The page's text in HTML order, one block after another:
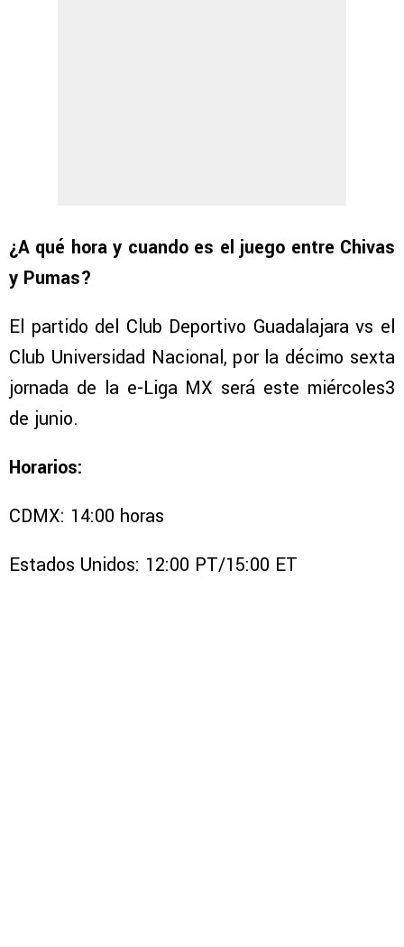
¿A qué hora y cuando es el juego entre Chivas
y Pumas?
El partido del Club Deportivo Guadalajara vs el
Club Universidad Nacional, por la décimo sexta
jornada de la e-Liga MX será este miércoles3
de junio.
Horarios:
CDMX: 14:00 horas
Estados Unidos: 12:00 PT/15:00 ET